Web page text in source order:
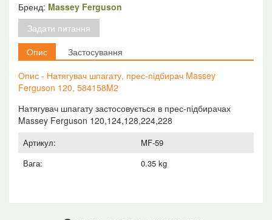
підбирач
Massey
Ferguson
120,
584158M2
Бренд: Massey Ferguson
Задати питання
Опис
Застосування
Опис - Натягувач шпагату, прес-підбирач Massey
Ferguson 120, 584158M2
Натягувач шпагату застосовується в прес-підбирачах
Massey Ferguson 120,124,128,224,228
Артикул:
MF-59
Вага:
0.35 kg